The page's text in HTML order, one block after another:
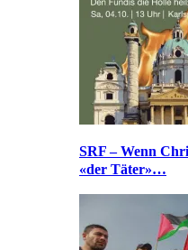
SRF – Wenn
«der Täter»…